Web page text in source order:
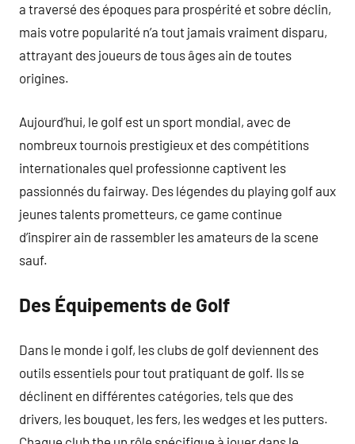
a traversé des époques para prospérité et sobre déclin,
mais votre popularité n’a tout jamais vraiment disparu,
attrayant des joueurs de tous âges ain de toutes
origines.
Aujourd’hui, le golf est un sport mondial, avec de
nombreux tournois prestigieux et des compétitions
internationales quel professionne captivent les
passionnés du fairway. Des légendes du playing golf aux
jeunes talents prometteurs, ce game continue
d’inspirer ain de rassembler les amateurs de la scene
sauf.
Des Équipements de Golf
Dans le monde i golf, les clubs de golf deviennent des
outils essentiels pour tout pratiquant de golf. Ils se
déclinent en différentes catégories, tels que des
drivers, les bouquet, les fers, les wedges et les putters.